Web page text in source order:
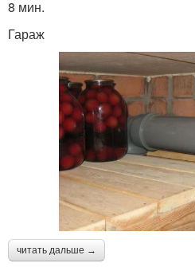
8 мин.
Гараж
читать дальше →